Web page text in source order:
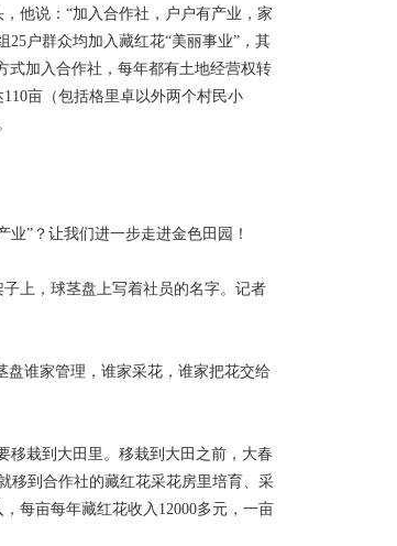
他说：“加入合作社，户户有产业，家
户群众均加入藏红花“美丽事业”，其
式加入合作社，每年都有土地经营权转
亩（包括格里卓以外两个村民小
”？让我们进一步走进金色田园！
上，球茎盘上写着社员的名字。记者
盘谁家管理，谁家采花，谁家把花交给
移栽到大田里。移栽到大田之前，大春
移到合作社的藏红花采花房里培育、采
每亩每年藏红花收入12000多元，一亩